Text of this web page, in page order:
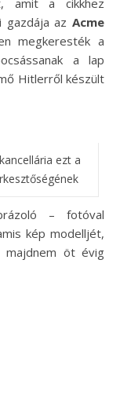
amit a cikkhez
gazdája az Acme
megkeresték a
a lap
Hitlerről készült
ezt a
– fotóval
kép modelljét,
majdnem öt évig